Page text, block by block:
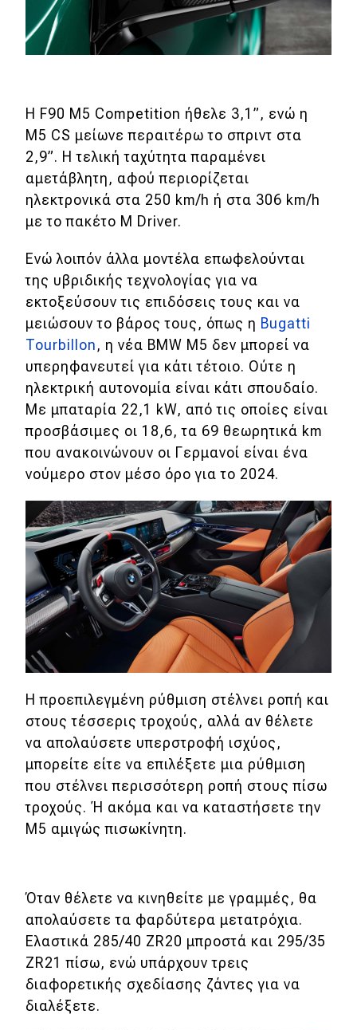
Η F90 M5 Competition ήθελε 3,1 ”, ενώ η
M5 CS μείωνε περαιτέρω το σπριντ στα
2,9”. Η τελική ταχύτητα παραμένει
αμετάβλητη, αφού περιορίζεται
ηλεκτρονικά στα 250 km/h ή στα 306 km/h
με το πακέτο M Driver.
Ενώ λοιπόν άλλα μοντέλα επωφελούνται
της υβριδικής τεχνολογίας για να
εκτοξεύσουν τις επιδόσεις τους και να
μειώσουν το βάρος τους, όπως η Bugatti
Tourbillon, η νέα BMW M5 δεν μπορεί να
υπερηφανευτεί για κάτι τέτοιο. Ούτε η
ηλεκτρική αυτονομία είναι κάτι σπουδαίο.
Με μπαταρία 22,1 kW, από τις οποίες είναι
προσβάσιμες οι 18,6, τα 69 θεωρητικά km
που ανακοινώνουν οι Γερμανοί είναι ένα
νούμερο στον μέσο όρο για το 2024.
Η προεπιλεγμένη ρύθμιση στέλνει ροπή και
στους τέσσερις τροχούς, αλλά αν θέλετε
να απολαύσετε υπερστροφή ισχύος,
μπορείτε είτε να επιλέξετε μια ρύθμιση
που στέλνει περισσότερη ροπή στους πίσω
τροχούς. Ή ακόμα και να καταστήσετε την
M5 αμιγώς πισωκίνητη.
Όταν θέλετε να κινηθείτε με γραμμές, θα
απολαύσετε τα φαρδύτερα μετατρόχια.
Ελαστικά 285/40 ZR20 μπροστά και 295/35
ZR21 πίσω, ενώ υπάρχουν τρεις
διαφορετικής σχεδίασης ζάντες για να
διαλέξετε.